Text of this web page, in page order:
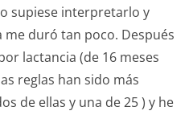
supiese interpretarlo y
me duró tan poco. Después
lactancia (de 16 meses
reglas han sido más
de ellas y una de 25 ) y he